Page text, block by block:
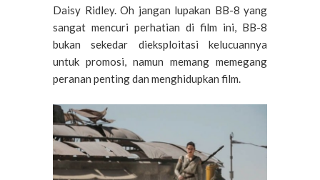
Daisy Ridley. Oh jangan lupakan BB-8 yang
sangat mencuri perhatian di film ini, BB-8
bukan sekedar dieksploitasi kelucuannya
untuk promosi, namun memang memegang
peranan penting dan menghidupkan film.